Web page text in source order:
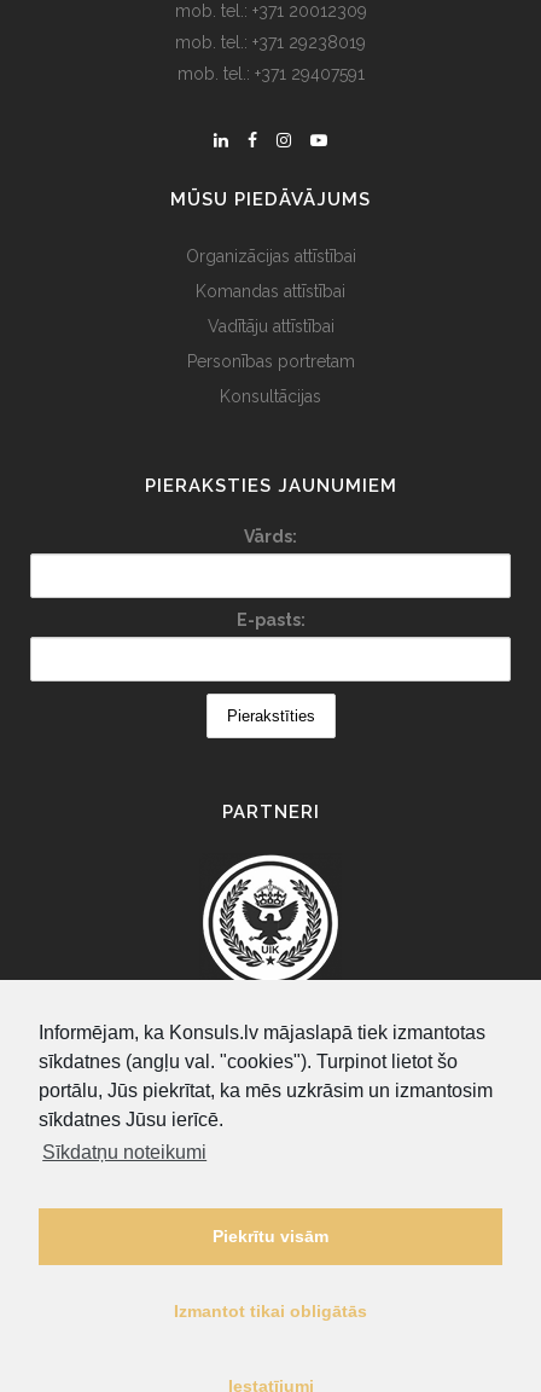
Informējam, ka Konsuls.lv mājaslapā tiek izmantotas
sīkdatnes (angļu val. "cookies"). Turpinot lietot šo
portālu, Jūs piekrītat, ka mēs uzkrāsim un izmantosim
sīkdatnes Jūsu ierīcē.
Sīkdatņu noteikumi
Piekrītu visām
Izmantot tikai obligātās
Iestatījumi
mob. tel.: +371 20012309
mob. tel.: +371 29238019
mob. tel.: +371 29407591
MŪSU PIEDĀVĀJUMS
Organizācijas attīstībai
Komandas attīstībai
Vadītāju attīstībai
Personības portretam
Konsultācijas
PIERAKSTIES JAUNUMIEM
Vārds:
E-pasts:
PARTNERI
SEARCH
Sīkdatņu noteikumi